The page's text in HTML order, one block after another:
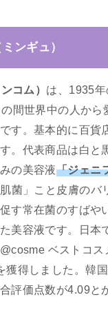
ンギュ）
コム） は、1935
間世界中の人から
す。基本的に百貨
。代表商品は白と
の美容液「ジェニ
菌」こと皮膚のバ
す常在菌のすばや
美容液です。日本
ベストコ
獲得しました。韓
評価点数が4.09と